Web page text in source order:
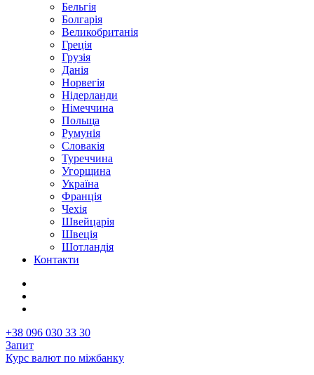
Бельгія
Болгарія
Великобританія
Греція
Грузія
Данія
Норвегія
Нідерланди
Німеччина
Польща
Румунія
Словакія
Туреччина
Угорщина
Україна
Франція
Чехія
Швейцарія
Швеція
Шотландія
Контакти
+38 096 030 33 30
Запит
Курс валют по міжбанку